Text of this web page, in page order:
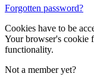
Forgotten password?
Cookies have to be
Your browser's cookie
functionality.
Not a member yet?